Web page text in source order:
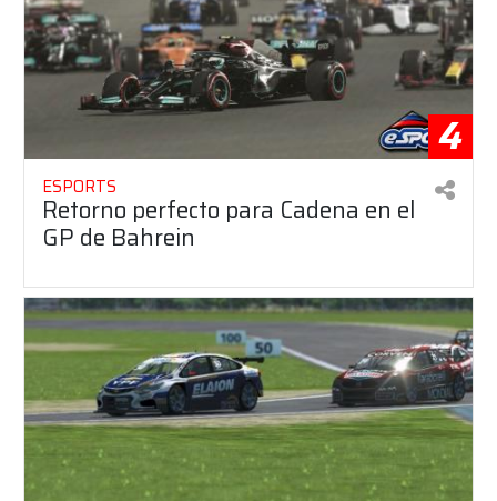
4
ESPORTS
Retorno perfecto para Cadena en el
GP de Bahrein